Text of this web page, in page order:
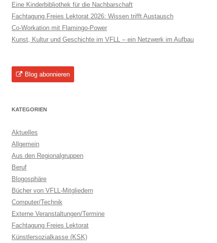
Eine Kinderbibliothek für die Nachbarschaft
Fachtagung Freies Lektorat 2026: Wissen trifft Austausch
Co-Workation mit Flamingo-Power
Kunst, Kultur und Geschichte im VFLL – ein Netzwerk im Aufbau
Blog abonnieren
KATEGORIEN
Aktuelles
Allgemein
Aus den Regionalgruppen
Beruf
Blogosphäre
Bücher von VFLL-Mitgliedern
Computer/Technik
Externe Veranstaltungen/Termine
Fachtagung Freies Lektorat
Künstlersozialkasse (KSK)